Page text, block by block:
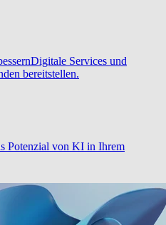
Digitale Services und
bereitstellen.
Potenzial von KI in Ihrem